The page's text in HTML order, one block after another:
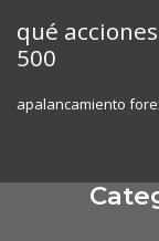
content
qué
500
apalancamiento